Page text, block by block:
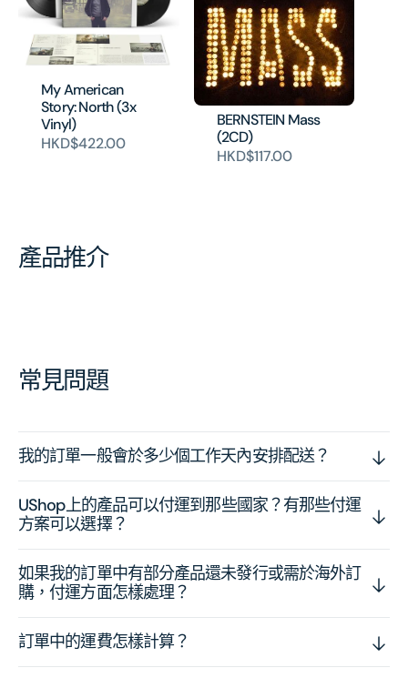
My American
Story: North (3x
Vinyl)
HKD$422.00
BERNSTEIN Mass
(2CD)
HKD$117.00
產品推介
常見問題
我的訂單一般會於多少個工作天內安排配送？
UShop上的產品可以付運到那些國家？有那些付運
方案可以選擇？
如果我的訂單中有部分產品還未發行或需於海外訂
購，付運方面怎樣處理？
訂單中的運費怎樣計算？